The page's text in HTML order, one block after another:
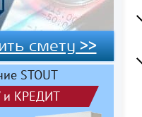
смету >>
STOUT
и КРЕДИТ